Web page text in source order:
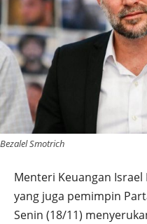
Bezalel Smotrich
Menteri Keuangan
yang juga pemimpin
Senin (18/11)